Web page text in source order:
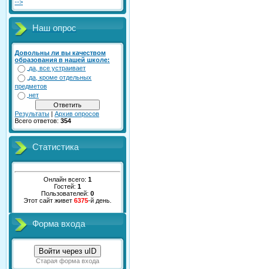
-->
Наш опрос
Довольны ли вы качеством
образования в нашей школе:
да, все устраивает
да, кроме отдельных
предметов
нет
Результаты | Архив опросов
Всего ответов: 354
Статистика
Онлайн всего: 1
Гостей: 1
Пользователей: 0
Этот сайт живет 6375-й день.
Форма входа
Войти через uID
Старая форма входа